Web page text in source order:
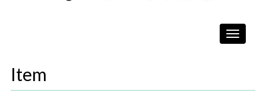
Toggle
Item